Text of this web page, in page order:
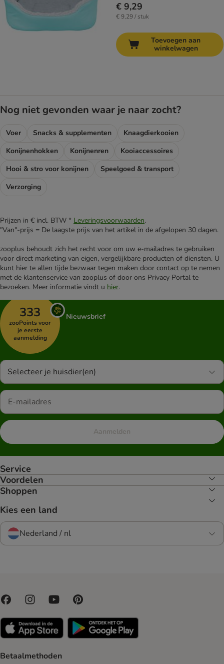
€ 9,29
€ 9,29 / stuk
Toevoegen aan
winkelwagen
Nog niet gevonden waar je naar zocht?
Voer Snacks & supplementen
Knaagdierkooien
Konijnenhokken
Konijnenren
Kooiaccessoires
Hooi & stro voor konijnen
Speelgoed & transport
Verzorging
Prijzen in € incl. BTW * Leveringsvoorwaarden.
"Van"-prijs = De laagste prijs van het artikel in de afgelopen 30 dagen.
zooplus behoudt zich het recht voor om uw e-mailadres te gebruiken
voor direct marketing van eigen, vergelijkbare producten of diensten. U
kunt hier te allen tijde bezwaar tegen maken door contact op te nemen
met de klantenservice van zooplus of door ons Privacy Portal te
bezoeken. Meer informatie vindt u hier.
333
zooPoints voor
je eerste
aanmelding
Nieuwsbrief
Selecteer je huisdier(en)
Aanmelden
Service
Voordelen
Shoppen
Kies een land
Nederland / nl
Betaalmethoden